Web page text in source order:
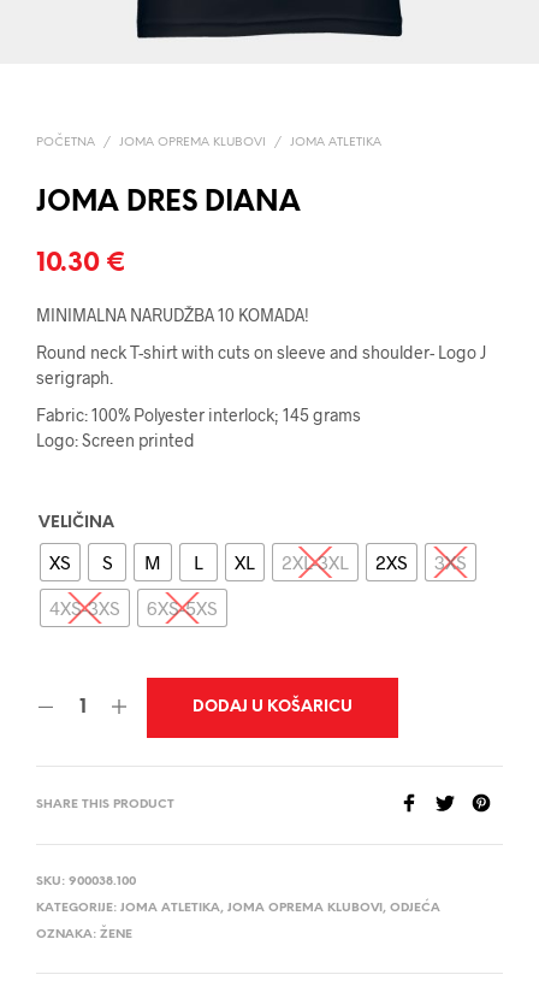
POČETNA / JOMA OPREMA KLUBOVI / JOMA ATLETIKA
JOMA DRES DIANA
10.30 €
MINIMALNA NARUDŽBA 10 KOMADA!
Round neck T-shirt with cuts on sleeve and shoulder- Logo J
serigraph.
Fabric: 100% Polyester interlock; 145 grams
Logo: Screen printed
VELIČINA
XS S M L XL 2XL-3XL 2XS
3XS
4XS-3XS
6XS-5XS
DODAJ U KOŠARICU
SHARE THIS PRODUCT
SKU: 900038.100
KATEGORIJE: JOMA ATLETIKA, JOMA OPREMA KLUBOVI , ODJEĆA
OZNAKA: ŽENE